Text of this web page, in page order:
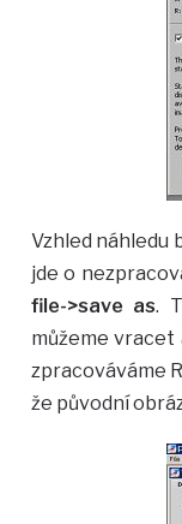
Vzhled náhledu
jde o
file->save as.
můžeme vracet
zpracováváme
že původní